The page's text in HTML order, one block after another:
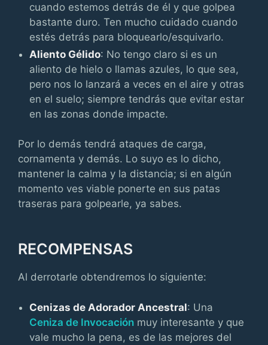
cuando estemos detrás de él y que golpea
bastante duro. Ten mucho cuidado cuando
estés detrás para bloquearlo/esquivarlo.
Aliento Gélido: No tengo claro si es un
aliento de hielo o llamas azules, lo que sea,
pero nos lo lanzará a veces en el aire y otras
en el suelo; siempre tendrás que evitar estar
en las zonas donde impacte.
Por lo demás tendrá ataques de carga,
cornamenta y demás. Lo suyo es lo dicho,
mantener la calma y la distancia; si en algún
momento ves viable ponerte en sus patas
traseras para golpearle, ya sabes.
RECOMPENSAS
Al derrotarle obtendremos lo siguiente:
Cenizas de Adorador Ancestral: Una
Ceniza de Invocación muy interesante y que
vale mucho la pena, es de las mejores del